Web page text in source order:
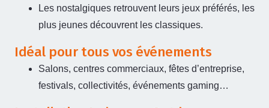
Les nostalgiques retrouvent leurs jeux préférés, les
plus jeunes découvrent les classiques.
Idéal pour tous vos événements
Salons, centres commerciaux, fêtes d’entreprise,
festivals, collectivités, événements gaming…